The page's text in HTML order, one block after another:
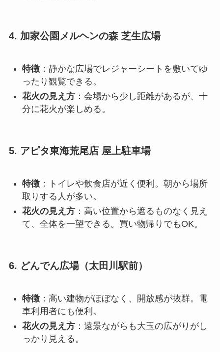
4. 加家公園メルヘンの森 芝生広場
特徴：静かな広場でレジャーシートを敷いてゆ
ったり観覧できる。
花火の見え方：会場から少し距離があるが、十
分に花火が楽しめる。
5. アピタ東海荒尾店 屋上駐車場
特徴：トイレや飲食店が近く便利。朝から場所
取りする人が多い。
花火の見え方：高い位置から遮るものなく見え
て、全体を一望できる。買い物帰りでもOK。
6. どんでん広場（太田川駅前）
特徴：高い建物がほぼなく、開放感が抜群。電
車利用者にも便利。
花火の見え方：遠景ながらも大玉の広がりがし
っかり見える。